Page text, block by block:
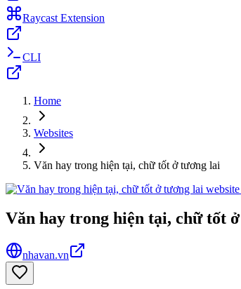
Raycast Extension
CLI
Home
Websites
Văn hay trong hiện tại, chữ tốt ở tương lai
Văn hay trong hiện tại, chữ tốt
nhavan.vn